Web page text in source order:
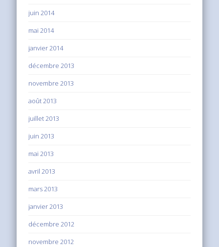
juin 2014
mai 2014
janvier 2014
décembre 2013
novembre 2013
août 2013
juillet 2013
juin 2013
mai 2013
avril 2013
mars 2013
janvier 2013
décembre 2012
novembre 2012